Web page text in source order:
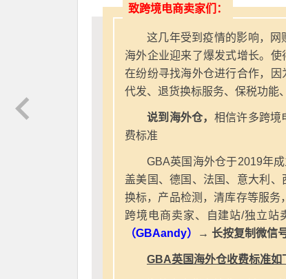
致跨境电商卖家们：
这几年受到疫情的影响，
海外企业迎来了爆发式增长。
在纷纷寻找海外仓进行合作，
代发、退货换标服务、保税功能
说到海外仓， 相信许多跨境
费标准
GBA英国海外仓于2019年
盖美国、德国、法国、意大利
换标，产品检测，清库存等服
跨境电商卖家、自建站/独立站
（GBAandy）
→ 长按复制微信
GBA英国海外仓收费标准如